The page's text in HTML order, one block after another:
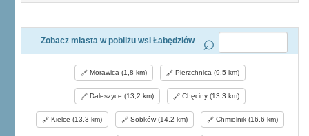
Zobacz miasta w pobliżu wsi Łabędziów
Morawica (1,8 km) Pierzchnica (9,5 km)
Daleszyce (13,2 km) Chęciny (13,3 km)
Kielce (13,3 km) Sobków (14,2 km) Chmielnik (16,6 km)